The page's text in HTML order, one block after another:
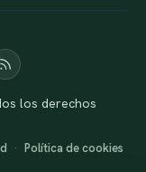
los derechos
· Política de cookies